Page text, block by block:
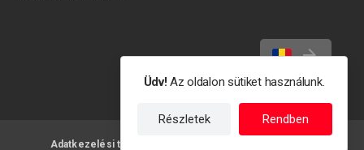
Adatkezelési tájékoztató
Üdv!Az oldalon sütiket használunk.
Részletek Rendben